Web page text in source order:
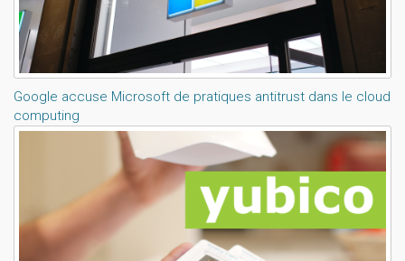
Google accuse Microsoft de pratiques antitrust dans le cloud
computing